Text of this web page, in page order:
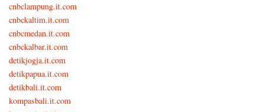
cnbclampung.it.com
cnbckaltim.it.com
cnbcmedan.it.com
cnbckalbar.it.com
detikjogja.it.com
detikpapua.it.com
detikbali.it.com
kompasbali.it.com